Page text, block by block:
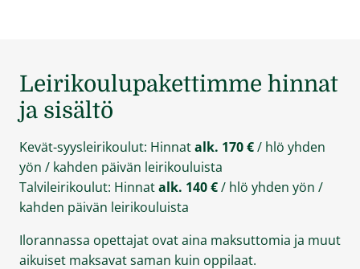
Leirikoulupakettimme hinnat
ja sisältö
Kevät-syysleirikoulut: Hinnatalk. 170 €/ hlö yhden
yön / kahden päivän leirikouluista
Talvileirikoulut: Hinnatalk. 140 €/ hlö yhden yön /
kahden päivän leirikouluista
Ilorannassa opettajat ovat aina maksuttomia ja muut
aikuiset maksavat saman kuin oppilaat.